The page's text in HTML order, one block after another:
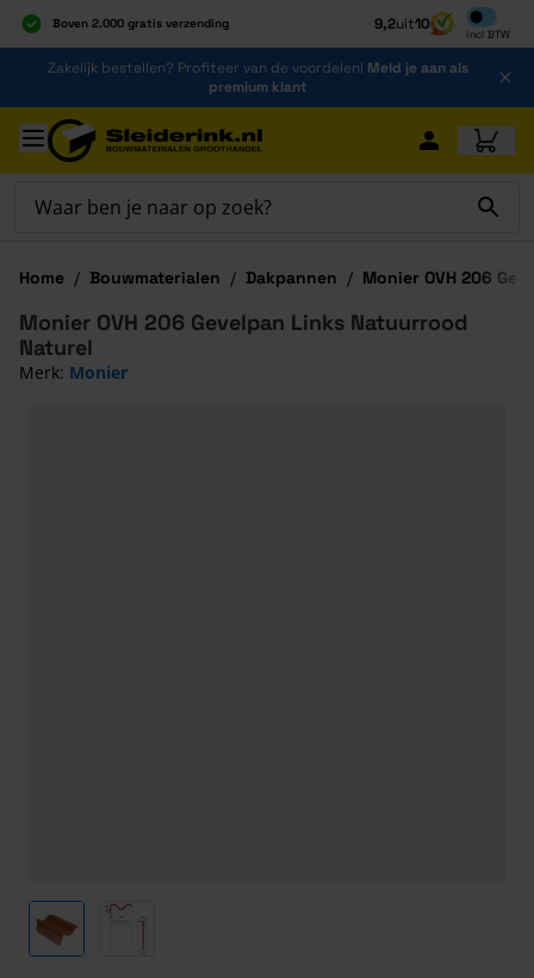
Boven 2.000 gratis verzending
Al 40 jaar dé specialist
Alles onder één dak
9,2uit10
Incl BTW
Inclusief
Ga naar de inhoud
Zakelijk bestellen? Profiteer van de voordelen! Meld je aan als
premium klant
Ga naar hoofdinhoud
Home / Bouwmaterialen / Dakpannen / Monier OVH 206
View larger imageView larger image
Monier OVH 206 Gevelpan Links Natuurrood
Naturel
Merk: Monier